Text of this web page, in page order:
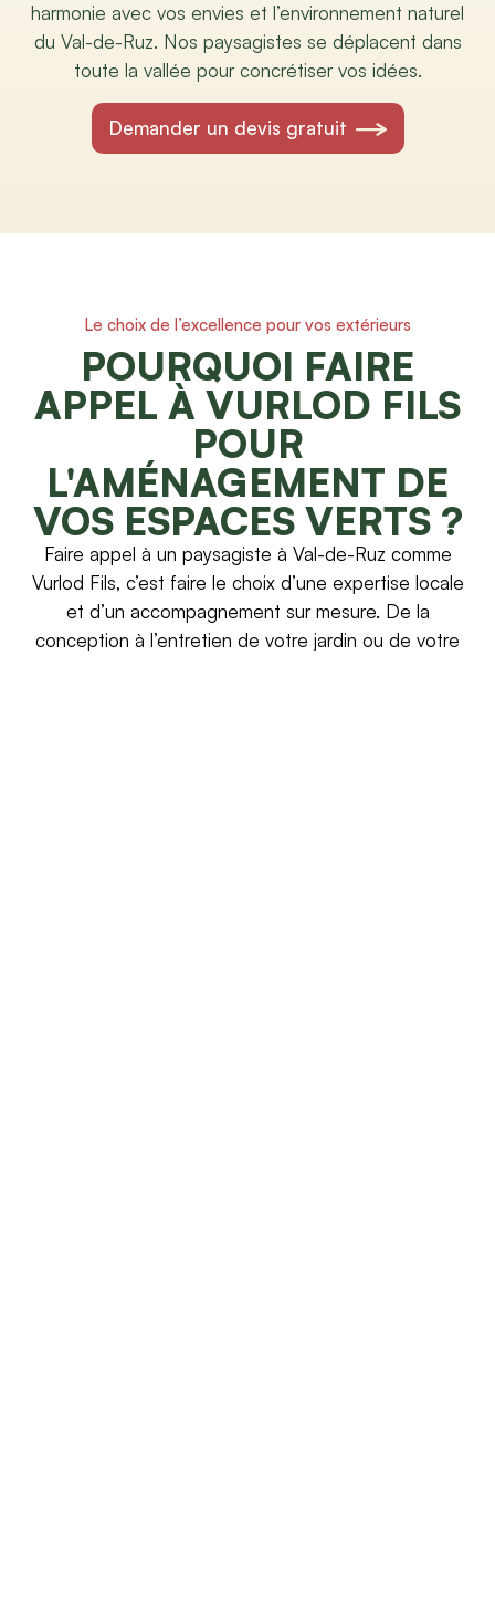
harmonie avec vos envies et l’environnement naturel
du Val-de-Ruz. Nos paysagistes se déplacent dans
toute la vallée pour concrétiser vos idées.
Demander un devis gratuit
Le choix de l’excellence pour vos extérieurs
POURQUOI FAIRE
APPEL À VURLOD FILS
POUR
L'AMÉNAGEMENT DE
VOS ESPACES VERTS ?
Faire appel à un paysagiste à Val-de-Ruz comme
Vurlod Fils, c’est faire le choix d’une expertise locale
et d’un accompagnement sur mesure. De la
conception à l’entretien de votre jardin ou de votre